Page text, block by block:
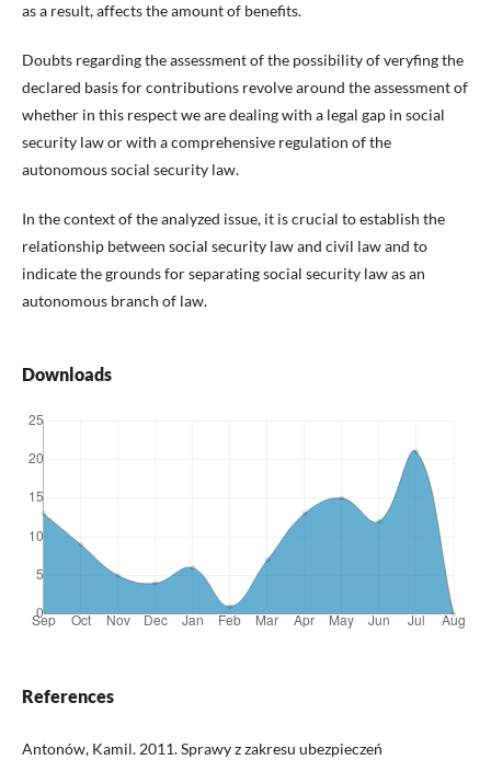
as a result, affects the amount of benefits.
Doubts regarding the assessment of the possibility of veryfing the
declared basis for contributions revolve around the assessment of
whether in this respect we are dealing with a legal gap in social
security law or with a comprehensive regulation of the
autonomous social security law.
In the context of the analyzed issue, it is crucial to establish the
relationship between social security law and civil law and to
indicate the grounds for separating social security law as an
autonomous branch of law.
Downloads
References
Antonów, Kamil. 2011. Sprawy z zakresu ubezpieczeń